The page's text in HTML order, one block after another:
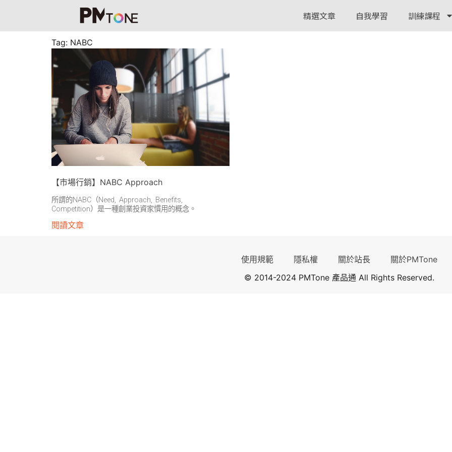
精選文章 自我學習 訓練課程
Tag: NABC
【市場行銷】NABC Approach
所謂的NABC（Need, Approach, Benefits,
Competition）是一種創業投資家慣用的概念。
閱讀文章
使用規範 隱私權 關於站長
關於PMTone
© 2014-2024 PMTone 產品通 All Rights Reserved.